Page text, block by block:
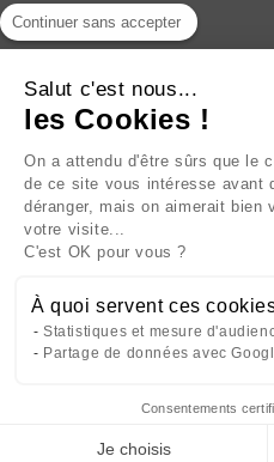
INFORMATIONS
NOTRE SOCIÉTÉ
NOS PRODUITS
CATÉGORIES
Site réalisé par
Continuer sans accepter
Salut c'est nous...
les Cookies !
On a attendu d'être sûrs que le
de ce site vous intéresse avant
déranger, mais on aimerait bien
votre visite...
C'est OK pour vous ?
À quoi servent ces
Statistiques et mesure
Partage de données avec
Consentements
Je choisis